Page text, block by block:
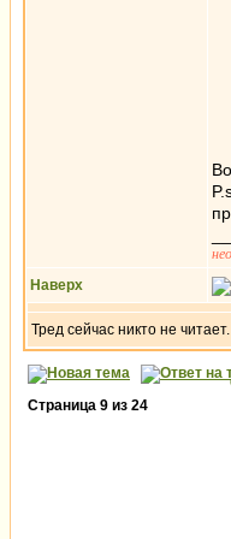
Наверх
Тред сейчас никто не читает.
Страница 9 из 24